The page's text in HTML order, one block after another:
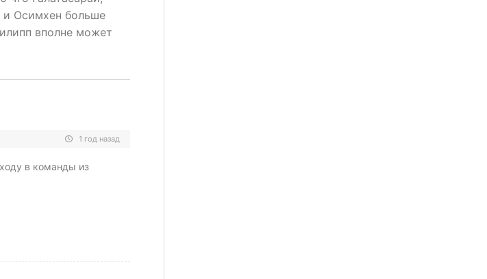
и Осимхен больше
вполне может
1 год назад
в команды из